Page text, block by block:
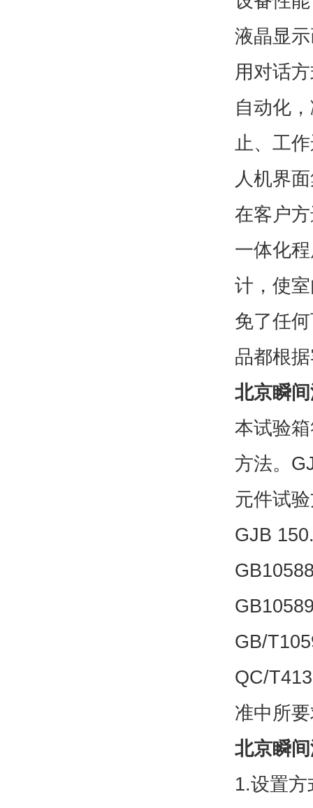
液晶显
用对话
自动化
止、工
人机界
在客户
一体化
计，使
免了任
品都根
北京瞬
本试验
方法。
元件试
GJB
GB/
QC/
准中所
北京瞬
1.设置